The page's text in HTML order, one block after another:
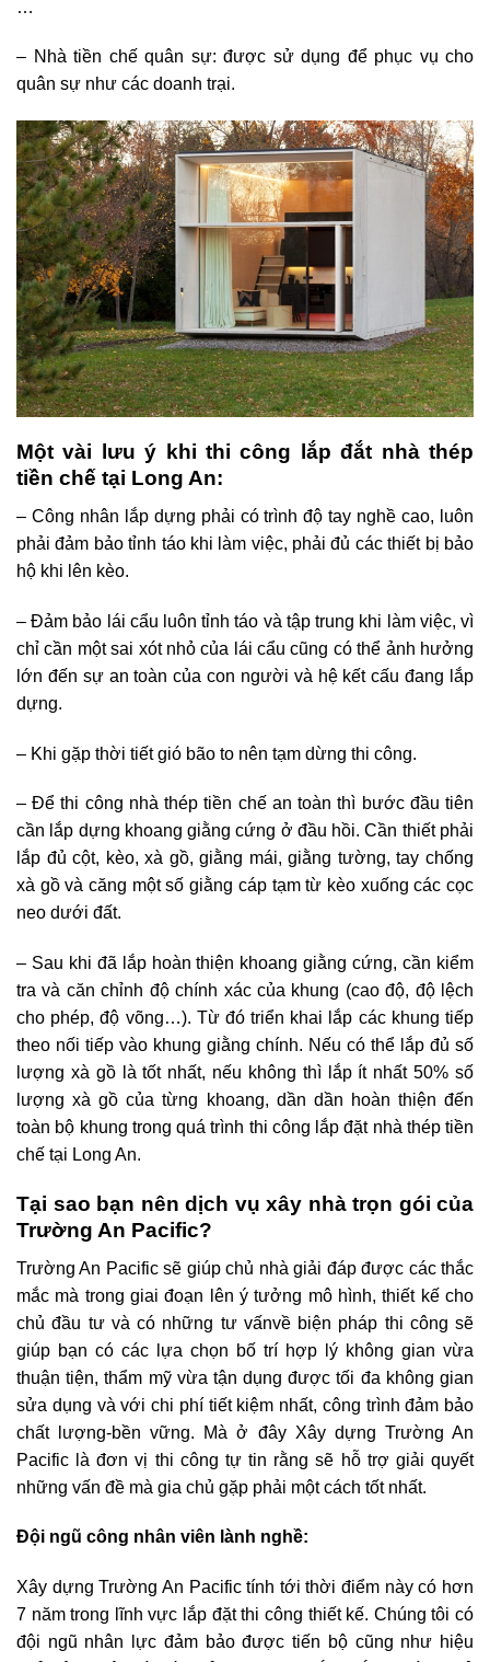
…
– Nhà tiền chế quân sự: được sử dụng để phục vụ cho
quân sự như các doanh trại.
Một vài lưu ý khi thi công lắp đắt nhà thép
tiền chế tại Long An:
– Công nhân lắp dựng phải có trình độ tay nghề cao, luôn
phải đảm bảo tỉnh táo khi làm việc, phải đủ các thiết bị bảo
hộ khi lên kèo.
– Đảm bảo lái cẩu luôn tỉnh táo và tập trung khi làm việc, vì
chỉ cần một sai xót nhỏ của lái cẩu cũng có thể ảnh hưởng
lớn đến sự an toàn của con người và hệ kết cấu đang lắp
dựng.
– Khi gặp thời tiết gió bão to nên tạm dừng thi công.
– Để thi công nhà thép tiền chế an toàn thì bước đầu tiên
cần lắp dựng khoang giằng cứng ở đầu hồi. Cần thiết phải
lắp đủ cột, kèo, xà gồ, giằng mái, giằng tường, tay chống
xà gồ và căng một số giằng cáp tạm từ kèo xuống các cọc
neo dưới đất.
– Sau khi đã lắp hoàn thiện khoang giằng cứng, cần kiểm
tra và căn chỉnh độ chính xác của khung (cao độ, độ lệch
cho phép, độ võng…). Từ đó triển khai lắp các khung tiếp
theo nối tiếp vào khung giằng chính. Nếu có thể lắp đủ số
lượng xà gồ là tốt nhất, nếu không thì lắp ít nhất 50% số
lượng xà gồ của từng khoang, dần dần hoàn thiện đến
toàn bộ khung trong quá trình thi công lắp đặt nhà thép tiền
chế tại Long An.
Tại sao bạn nên dịch vụ xây nhà trọn gói của
Trường An Pacific?
Trường An Pacific sẽ giúp chủ nhà giải đáp được các thắc
mắc mà trong giai đoạn lên ý tưởng mô hình, thiết kế cho
chủ đầu tư và có những tư vấnvề biện pháp thi công sẽ
giúp bạn có các lựa chọn bố trí hợp lý không gian vừa
thuận tiện, thẩm mỹ vừa tận dụng được tối đa không gian
sửa dụng và với chi phí tiết kiệm nhất, công trình đảm bảo
chất lượng-bền vững. Mà ở đây Xây dựng Trường An
Pacific là đơn vị thi công tự tin rằng sẽ hỗ trợ giải quyết
những vấn đề mà gia chủ gặp phải một cách tốt nhất.
Đội ngũ công nhân viên lành nghề:
Xây dựng Trường An Pacific tính tới thời điểm này có hơn
7 năm trong lĩnh vực lắp đặt thi công thiết kế. Chúng tôi có
đội ngũ nhân lực đảm bảo được tiến bộ cũng như hiệu